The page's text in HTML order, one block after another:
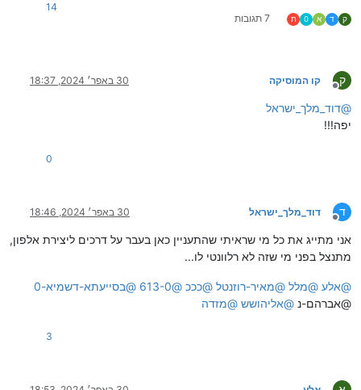
ק ד א 0 ת 7 תגובות
14
ק
מנותק
קו המוסיקה 30 באפר׳ 2024, 18:37
@דוד_מלך_ישראל
יפה!!!
0
ד
מנותק
דוד_מלך_ישראל 30 באפר׳ 2024, 18:46
אני מתייג את כל מי שראיתי שהתעניין כאן בעבר על דרכים ליצירת אלפון,
מתנצל בפני מי שזה לא רלוונטי לו...
@אלע @מלל @מאיר-רוזנטל @כככ @
613-0
@בסייעתא-דשמיא-0
@אברהם-נ @אליהושש @מזדה
3